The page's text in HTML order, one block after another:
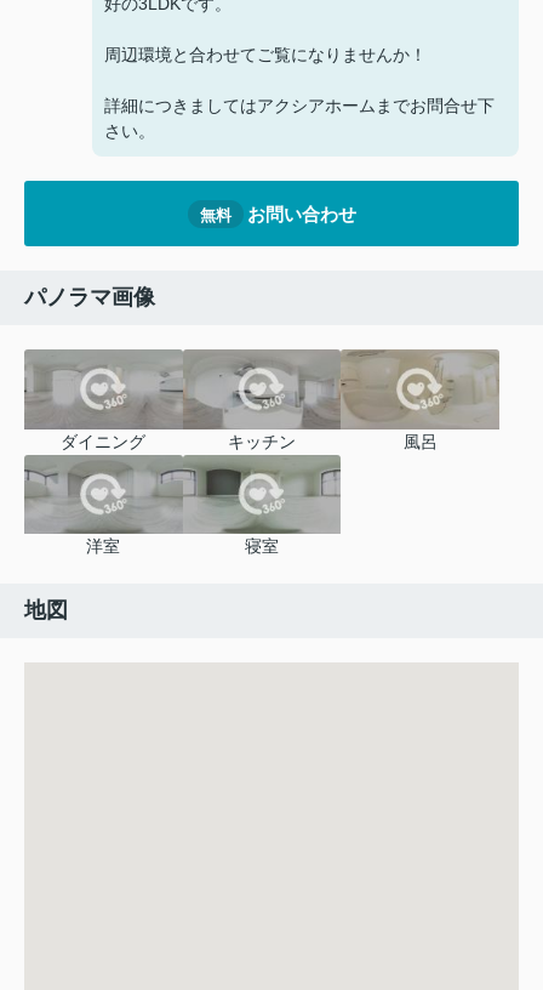
好の3LDKです。
周辺環境と合わせてご覧になりませんか！
詳細につきましてはアクシアホームまでお問合せ下
さい。
無料 お問い合わせ
パノラマ画像
ダイニング キッチン 風呂
洋室 寝室
地図